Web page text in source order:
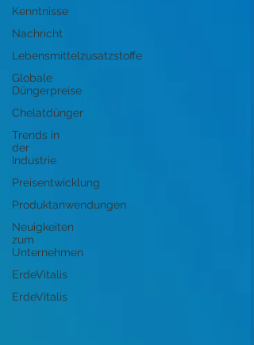
Kenntnisse
Nachricht
Lebensmittelzusatzstoffe
Globale
Düngerpreise
Chelatdünger
Trends in
der
Industrie
Preisentwicklung
Produktanwendungen
Neuigkeiten
zum
Unternehmen
ErdeVitalis
ErdeVitalis